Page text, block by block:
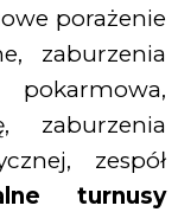
porażenie
zaburzenia
zespół
turnusy